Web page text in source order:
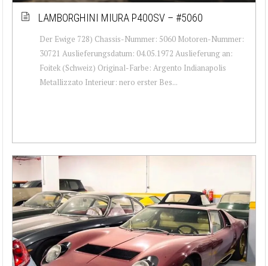
LAMBORGHINI MIURA P400SV – #5060
Der Ewige 728) Chassis-Nummer: 5060 Motoren-Nummer:
30721 Auslieferungsdatum: 04.05.1972 Auslieferung an:
Foitek (Schweiz) Original-Farbe: Argento Indianapolis
Metallizzato Interieur: nero erster Bes...